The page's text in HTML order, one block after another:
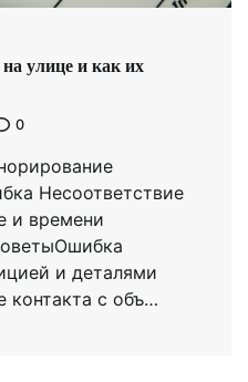
улице и как их
0
Несоответствие
и времени
и деталями
контакта с объ…